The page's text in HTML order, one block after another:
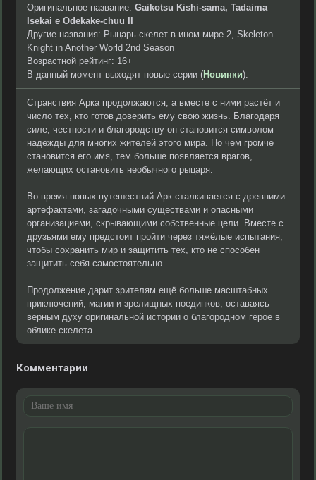
Оригинальное название: Gaikotsu Kishi-sama, Tadaima
Isekai e Odekake-chuu II
Другие названия: Рыцарь-скелет в ином мире 2, Skeleton
Knight in Another World 2nd Season
Возрастной рейтинг: 16+
В данный момент выходят новые серии (Новинки).
Странствия Арка продолжаются, а вместе с ними растёт и
число тех, кто готов доверить ему свою жизнь. Благодаря
силе, честности и благородству он становится символом
надежды для многих жителей этого мира. Но чем громче
становится его имя, тем больше появляется врагов,
желающих остановить необычного рыцаря.
Во время новых путешествий Арк сталкивается с древними
артефактами, загадочными существами и опасными
организациями, скрывающими собственные цели. Вместе с
друзьями ему предстоит пройти через тяжёлые испытания,
чтобы сохранить мир и защитить тех, кто не способен
защитить себя самостоятельно.
Продолжение дарит зрителям ещё больше масштабных
приключений, магии и зрелищных поединков, оставаясь
верным духу оригинальной истории о благородном герое в
облике скелета.
Комментарии